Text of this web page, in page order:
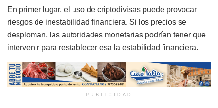
En primer lugar, el uso de criptodivisas puede provocar
riesgos de inestabilidad financiera. Si los precios se
desploman, las autoridades monetarias podrían tener que
intervenir para restablecer esa la estabilidad financiera.
PUBLICIDAD